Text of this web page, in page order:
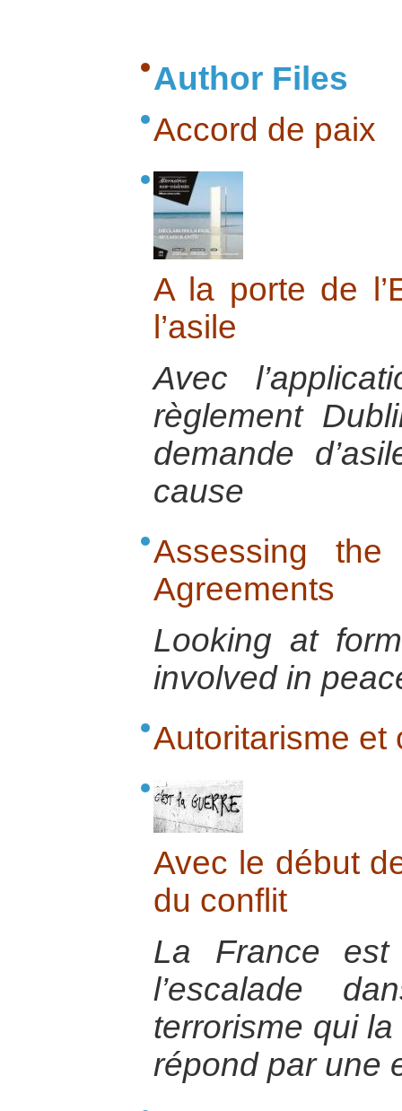
Author Files
Accord de paix
A la porte de
l’asile
Avec
règlement
demande
cause
Assessing
Agreements
Looking at
involved in
Autoritarisme et
Avec le début
du conflit
La France
l’escalade
terrorisme qui
répond par une